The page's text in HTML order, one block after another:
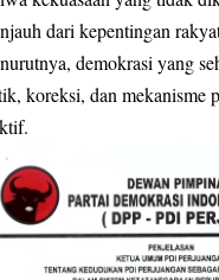
dari kepentingan
demokrasi yang
koreksi, dan mekanisme